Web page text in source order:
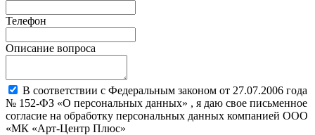
Телефон
Описание вопроса
В соответствии с Федеральным законом от 27.07.2006 года
№ 152-ФЗ «О персональных данных» , я даю свое письменное
согласие на обработку персональных данных компанией ООО
«МК «Арт-Центр Плюс»